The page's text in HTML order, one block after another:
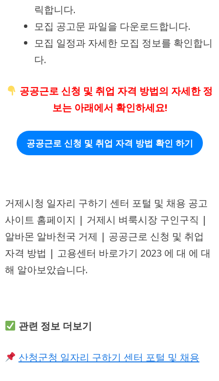
릭합니다.
모집 공고문 파일을 다운로드합니다.
모집 일정과 자세한 모집 정보를 확인합니
다.
공공근로 신청 및 취업 자격 방법의 자세한 정
보는 아래에서 확인하세요!
공공근로 신청 및 취업 자격 방법 확인 하기
거제시청 일자리 구하기 센터 포털 및 채용 공고
사이트 홈페이지 | 거제시 벼룩시장 구인구직 |
알바몬 알바천국 거제 | 공공근로 신청 및 취업
자격 방법 | 고용센터 바로가기 2023 에 대 에 대
해 알아보았습니다.
관련 정보 더보기
산청군청 일자리 구하기 센터 포털 및 채용